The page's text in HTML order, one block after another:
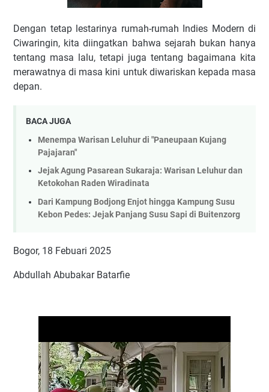
Dengan tetap lestarinya rumah-rumah Indies Modern di
Ciwaringin, kita diingatkan bahwa sejarah bukan hanya
tentang masa lalu, tetapi juga tentang bagaimana kita
merawatnya di masa kini untuk diwariskan kepada masa
depan.
BACA JUGA
Menempa Warisan Leluhur di "Paneupaan Kujang
Pajajaran"
Jejak Agung Pasarean Sukaraja: Warisan Leluhur dan
Ketokohan Raden Wiradinata
Dari Kampung Bodjong Enjot hingga Kampung Susu
Kebon Pedes: Jejak Panjang Susu Sapi di Buitenzorg
Bogor, 18 Febuari 2025
Abdullah Abubakar Batarfie